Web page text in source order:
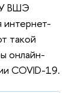
ВШЭ
интернет-
такой
онлайн-
COVID-19.